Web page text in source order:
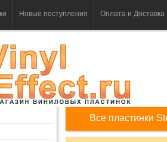
Новые поступления Оплата и Доставка
Все пластинки